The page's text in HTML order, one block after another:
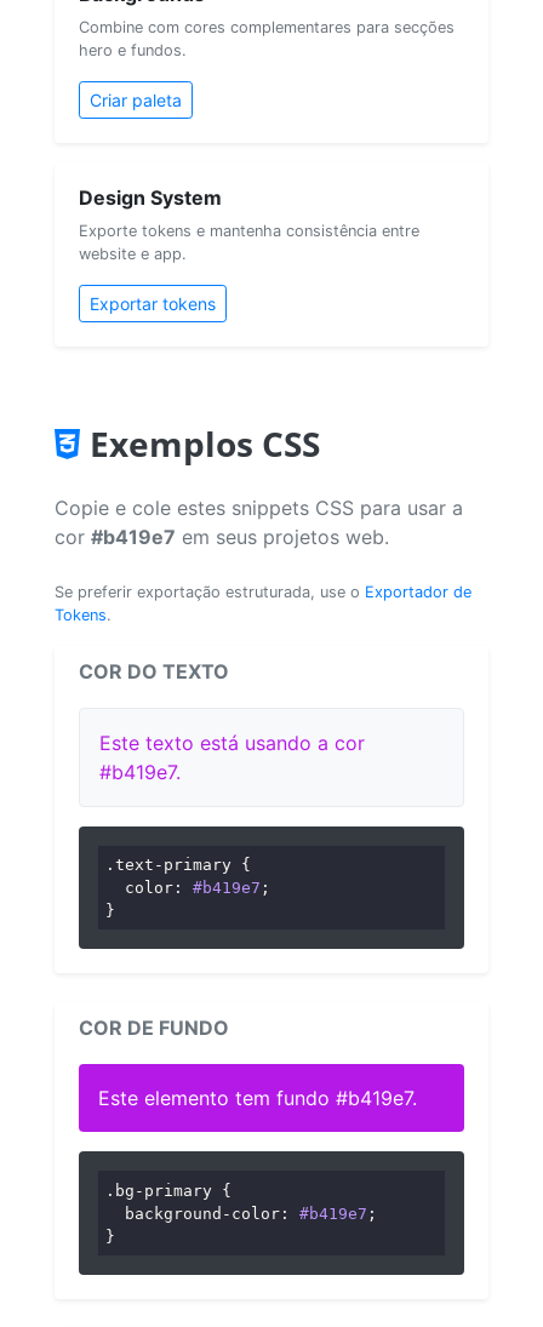
Combine com cores complementares para secções
hero e fundos.
Criar paleta
Design System
Exporte tokens e mantenha consistência entre
website e app.
Exportar tokens
Exemplos CSS
Copie e cole estes snippets CSS para usar a
cor #b419e7 em seus projetos web.
Se preferir exportação estruturada, use o Exportador de
Tokens.
COR DO TEXTO
Este texto está usando a cor
#b419e7.
.text-primary {
color : #b419e7 ;
}
COR DE FUNDO
Este elemento tem fundo #b419e7.
.bg-primary {
background-color : #b419e7 ;
}